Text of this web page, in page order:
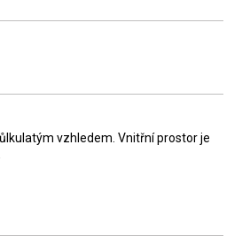
vzhledem. Vnitřní prostor je